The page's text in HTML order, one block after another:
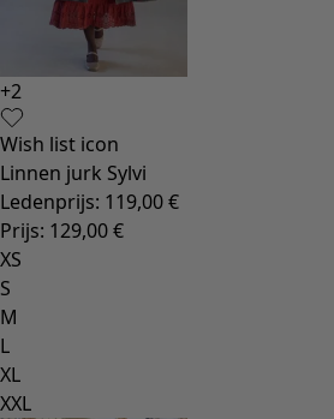
+2
Wish list icon
Linnen jurk Sylvi
Ledenprijs: 119,00 €
Prijs: 129,00 €
XS
S
M
L
XL
XXL